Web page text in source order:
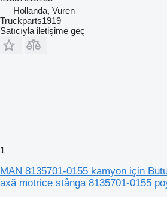
Hollanda, Vuren
Truckparts1919
Satıcıyla iletişime geç
1
MAN 8135701-0155 kamyon için
axă motrice stânga 8135701-0155